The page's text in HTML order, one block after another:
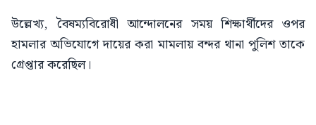
উল্লেখ্য, বৈষম্যবিরোধী আন্দোলনের সময় শিক্ষার্থীদের ওপর
হামলার অভিযোগে দায়ের করা মামলায় বন্দর থানা পুলিশ তাকে
গ্রেপ্তার করেছিল।